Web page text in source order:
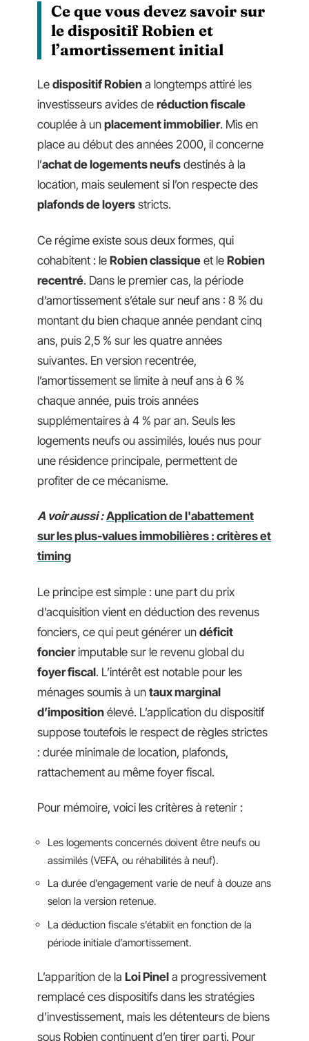
Ce que vous devez savoir sur
le dispositif Robien et
l’amortissement initial
Le dispositif Robien a longtemps attiré les
investisseurs avides de réduction fiscale
couplée à un placement immobilier. Mis en
place au début des années 2000, il concerne
l’achat de logements neufs destinés à la
location, mais seulement si l’on respecte des
plafonds de loyers stricts.
Ce régime existe sous deux formes, qui
cohabitent : le Robien classique et le Robien
recentré. Dans le premier cas, la période
d’amortissement s’étale sur neuf ans : 8 % du
montant du bien chaque année pendant cinq
ans, puis 2,5 % sur les quatre années
suivantes. En version recentrée,
l’amortissement se limite à neuf ans à 6 %
chaque année, puis trois années
supplémentaires à 4 % par an. Seuls les
logements neufs ou assimilés, loués nus pour
une résidence principale, permettent de
profiter de ce mécanisme.
A voir aussi : Application de l'abattement
sur les plus-values immobilières : critères et
timing
Le principe est simple : une part du prix
d’acquisition vient en déduction des revenus
fonciers, ce qui peut générer un déficit
foncierimputable sur le revenu global du
foyer fiscal. L’intérêt est notable pour les
ménages soumis à un taux marginal
d’imposition élevé. L’application du dispositif
suppose toutefois le respect de règles strictes
: durée minimale de location, plafonds,
rattachement au même foyer fiscal.
Pour mémoire, voici les critères à retenir :
Les logements concernés doivent être neufs ou
assimilés (VEFA, ou réhabilités à neuf).
La durée d’engagement varie de neuf à douze ans
selon la version retenue.
La déduction fiscale s’établit en fonction de la
période initiale d’amortissement.
L’apparition de la Loi Pinel a progressivement
remplacé ces dispositifs dans les stratégies
d’investissement, mais les détenteurs de biens
sous Robien continuent d’en tirer parti. Pour